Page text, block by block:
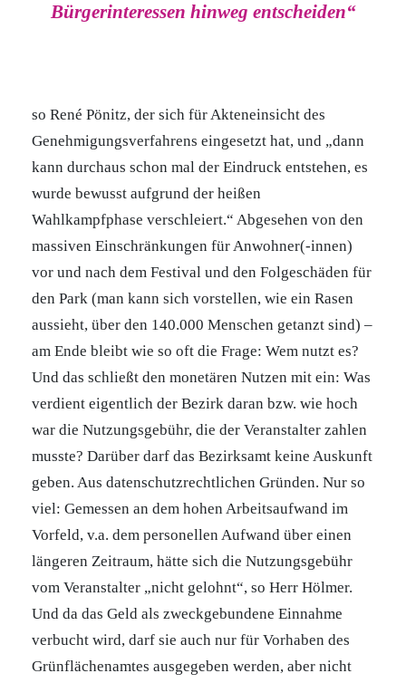
Bürgerinteressen hinweg entscheiden“
so René Pönitz, der sich für Akteneinsicht des
Genehmigungsverfahrens eingesetzt hat, und „dann
kann durchaus schon mal der Eindruck entstehen, es
wurde bewusst aufgrund der heißen
Wahlkampfphase verschleiert.“ Abgesehen von den
massiven Einschränkungen für Anwohner(-innen)
vor und nach dem Festival und den Folgeschäden für
den Park (man kann sich vorstellen, wie ein Rasen
aussieht, über den 140.000 Menschen getanzt sind) –
am Ende bleibt wie so oft die Frage: Wem nutzt es?
Und das schließt den monetären Nutzen mit ein: Was
verdient eigentlich der Bezirk daran bzw. wie hoch
war die Nutzungsgebühr, die der Veranstalter zahlen
musste? Darüber darf das Bezirksamt keine Auskunft
geben. Aus datenschutzrechtlichen Gründen. Nur so
viel: Gemessen an dem hohen Arbeitsaufwand im
Vorfeld, v.a. dem personellen Aufwand über einen
längeren Zeitraum, hätte sich die Nutzungsgebühr
vom Veranstalter „nicht gelohnt“, so Herr Hölmer.
Und da das Geld als zweckgebundene Einnahme
verbucht wird, darf sie auch nur für Vorhaben des
Grünflächenamtes ausgegeben werden, aber nicht